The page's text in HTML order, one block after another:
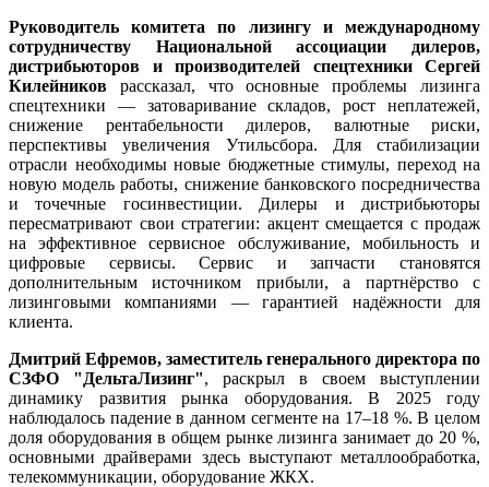
Руководитель комитета по лизингу и международному
сотрудничеству Национальной ассоциации дилеров,
дистрибьюторов и производителей спецтехники Сергей
Килейников рассказал, что основные проблемы лизинга
спецтехники — затоваривание складов, рост неплатежей,
снижение рентабельности дилеров, валютные риски,
перспективы увеличения Утильсбора. Для стабилизации
отрасли необходимы новые бюджетные стимулы, переход на
новую модель работы, снижение банковского посредничества
и точечные госинвестиции. Дилеры и дистрибьюторы
пересматривают свои стратегии: акцент смещается с продаж
на эффективное сервисное обслуживание, мобильность и
цифровые сервисы. Сервис и запчасти становятся
дополнительным источником прибыли, а партнёрство с
лизинговыми компаниями — гарантией надёжности для
клиента.
Дмитрий Ефремов, заместитель генерального директора по
СЗФО " ДельтаЛизинг", раскрыл в своем выступлении
динамику развития рынка оборудования. В 2025 году
наблюдалось падение в данном сегменте на 17–18 %. В целом
доля оборудования в общем рынке лизинга занимает до 20 %,
основными драйверами здесь выступают металлообработка,
телекоммуникации, оборудование ЖКХ.